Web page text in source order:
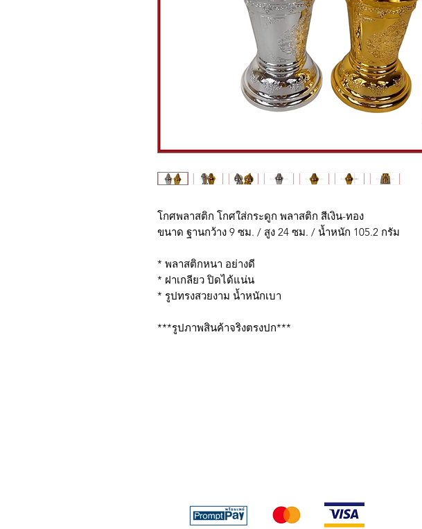
โกศพลาสติก โกศใส่กระดูก พลาสติก สีเงิน-ทอง
ขนาด ฐานกว้าง 9 ซม. / สูง 24 ซม. / น้ำหนัก 105.2 กรัม
* พลาสติกหนา อย่างดี
* ฝาเกลียว ปิดได้แน่น
* รูปทรงสวยงาม น้ำหนักเบา
***รูปภาพสินค้าจริงตรงปก***